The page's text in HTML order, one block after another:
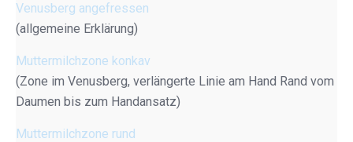
Venusberg angefressen
(allgemeine Erklärung)
Muttermilchzone konkav
(Zone im Venusberg, verlängerte Linie am Hand Rand vom
Daumen bis zum Handansatz)
Muttermilchzone rund